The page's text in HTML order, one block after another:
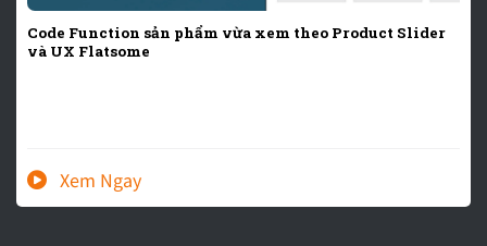
Code Function sản phẩm vừa xem theo Product Slider
và UX Flatsome